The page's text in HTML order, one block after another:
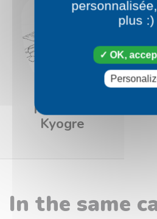
Pokémon
Kyogre
In the same
plus :)
OK,